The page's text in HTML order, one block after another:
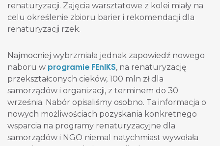
renaturyzacji. Zajęcia warsztatowe z kolei miały na
celu określenie zbioru barier i rekomendacji dla
renaturyzacji rzek.
Najmocniej wybrzmiała jednak zapowiedź nowego
naboru w programie FEnIKS, na renaturyzację
przekształconych cieków, 100 mln zł dla
samorządów i organizacji, z terminem do 30
września. Nabór opisaliśmy osobno. Ta informacja o
nowych możliwościach pozyskania konkretnego
wsparcia na programy renaturyzacyjne dla
samorządów i NGO niemal natychmiast wywołała